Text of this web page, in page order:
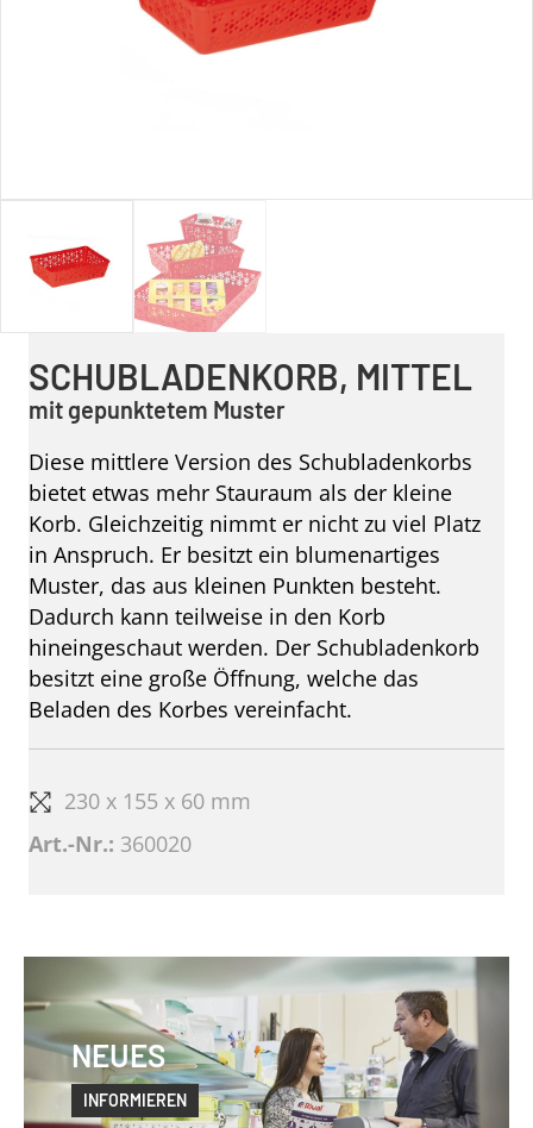
SCHUBLADENKORB, MITTEL
mit gepunktetem Muster
Diese mittlere Version des Schubladenkorbs
bietet etwas mehr Stauraum als der kleine
Korb. Gleichzeitig nimmt er nicht zu viel Platz
in Anspruch. Er besitzt ein blumenartiges
Muster, das aus kleinen Punkten besteht.
Dadurch kann teilweise in den Korb
hineingeschaut werden. Der Schubladenkorb
besitzt eine große Öffnung, welche das
Beladen des Korbes vereinfacht.
230 x 155 x 60 mm
Art.-Nr.: 360020
NEUES
INFORMIEREN